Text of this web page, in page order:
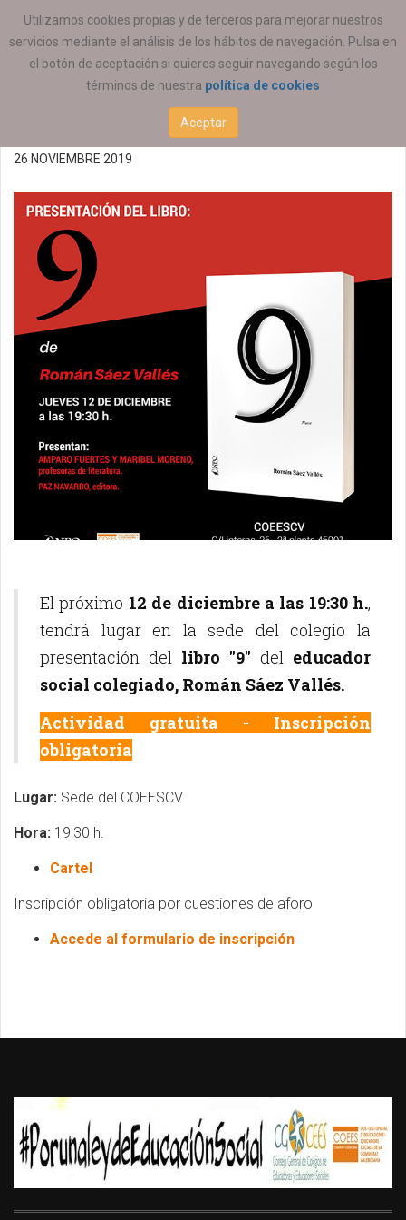
Utilizamos cookies propias y de terceros para mejorar nuestros
servicios mediante el análisis de los hábitos de navegación. Pulsa en
el botón de aceptación si quieres seguir navegando según los
términos de nuestra política de cookies
Aceptar
ESTÁ AQUÍ: ACTUALIDAD COEESCV
Acto de presentación del
26 NOVIEMBRE 2019
El próximo 12 de diciembre a las 19:30 h.,
tendrá lugar en la sede del colegio la
presentación del libro "9" del educador
social colegiado, Román Sáez Vallés.
Actividad gratuita - Inscripción
obligatoria
Lugar: Sede del COEESCV
Hora: 19:30 h.
Cartel
Inscripción obligatoria por cuestiones de aforo
Accede al formulario de inscripción